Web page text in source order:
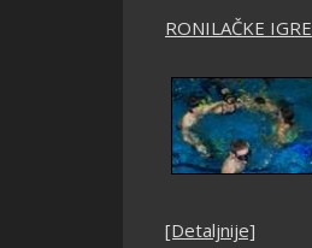
RONILAČKE IGRE
[Detaljnije]